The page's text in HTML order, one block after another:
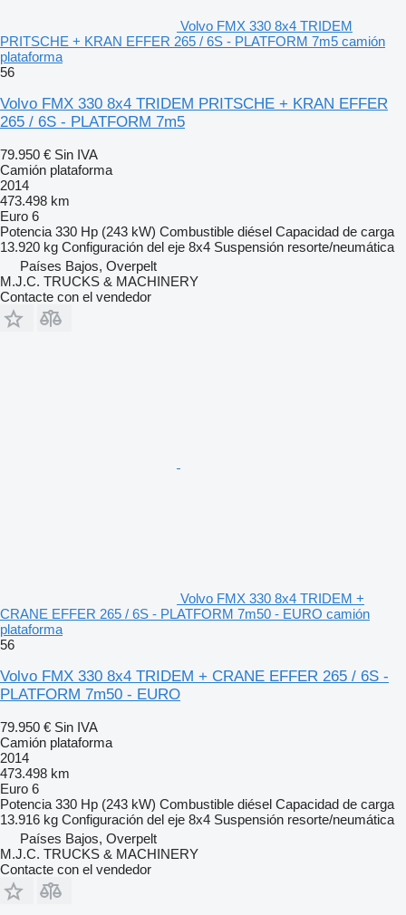
Volvo FMX 330 8x4 TRIDEM
PRITSCHE + KRAN EFFER 265 / 6S - PLATFORM 7m5 camión
plataforma
56
Volvo FMX 330 8x4 TRIDEM PRITSCHE + KRAN EFFER
265 / 6S - PLATFORM 7m5
79.950 € Sin IVA
Camión plataforma
2014
473.498 km
Euro 6
Potencia 330 Hp (243 kW) Combustible diésel Capacidad de carga
13.920 kg Configuración del eje 8x4 Suspensión resorte/neumática
Países Bajos, Overpelt
M.J.C. TRUCKS & MACHINERY
Contacte con el vendedor
Volvo FMX 330 8x4 TRIDEM +
CRANE EFFER 265 / 6S - PLATFORM 7m50 - EURO camión
plataforma
56
Volvo FMX 330 8x4 TRIDEM + CRANE EFFER 265 / 6S -
PLATFORM 7m50 - EURO
79.950 € Sin IVA
Camión plataforma
2014
473.498 km
Euro 6
Potencia 330 Hp (243 kW) Combustible diésel Capacidad de carga
13.916 kg Configuración del eje 8x4 Suspensión resorte/neumática
Países Bajos, Overpelt
M.J.C. TRUCKS & MACHINERY
Contacte con el vendedor